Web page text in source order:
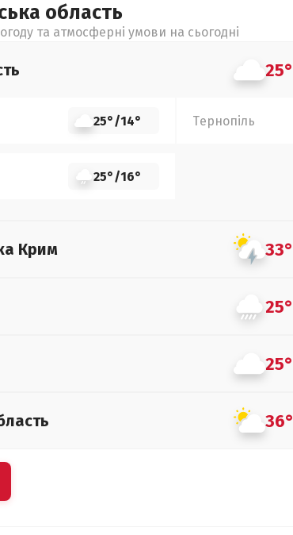
область
та атмосферні умови на сьогодні
25°
25°/14° Тернопіль
25°/16°
Крим 33°
25°
25°
36°